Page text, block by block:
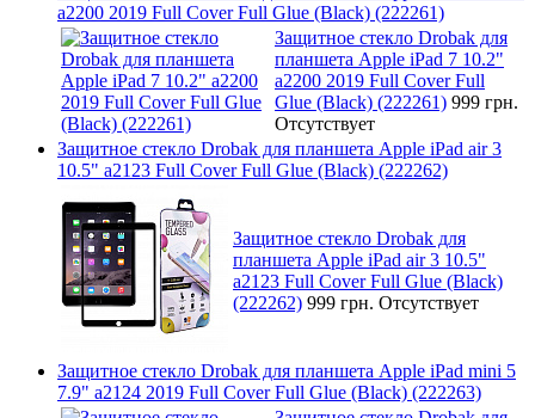
a2200 2019 Full Cover Full Glue (Black) (222261)
Защитное стекло Drobak для
планшета Apple iPad 7 10.2"
a2200 2019 Full Cover Full
Glue (Black) (222261) 999 грн.
Отсутствует
Защитное стекло Drobak для планшета Apple iPad air 3
10.5" a2123 Full Cover Full Glue (Black) (222262)
Защитное стекло Drobak для
планшета Apple iPad air 3 10.5"
a2123 Full Cover Full Glue (Black)
(222262) 999 грн. Отсутствует
Защитное стекло Drobak для планшета Apple iPad mini 5
7.9" a2124 2019 Full Cover Full Glue (Black) (222263)